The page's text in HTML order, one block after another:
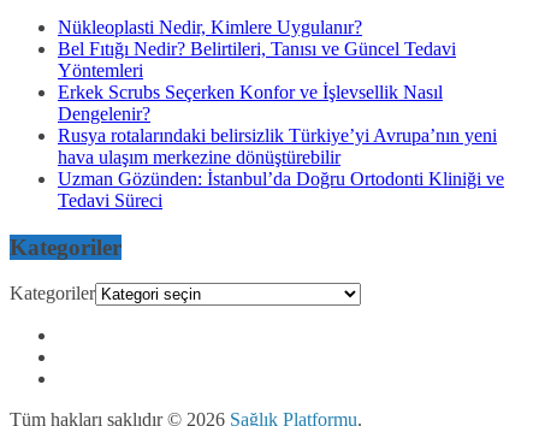
Nükleoplasti Nedir, Kimlere Uygulanır?
Bel Fıtığı Nedir? Belirtileri, Tanısı ve Güncel Tedavi
Yöntemleri
Erkek Scrubs Seçerken Konfor ve İşlevsellik Nasıl
Dengelenir?
Rusya rotalarındaki belirsizlik Türkiye’yi Avrupa’nın yeni
hava ulaşım merkezine dönüştürebilir
Uzman Gözünden: İstanbul’da Doğru Ortodonti Kliniği ve
Tedavi Süreci
Kategoriler
Kategoriler
Tüm hakları saklıdır © 2026 Sağlık Platformu.